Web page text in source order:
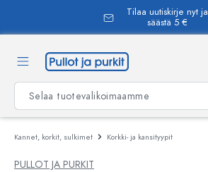
Tilaa uutiskirje nyt ja
säästä 5 €
Kannet, korkit, sulkimet Korkki- ja kansityypit
PULLOT JA PURKIT